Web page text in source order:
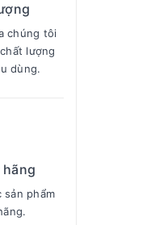
chúng tôi
lượng
dùng.
hãng
sản phẩm